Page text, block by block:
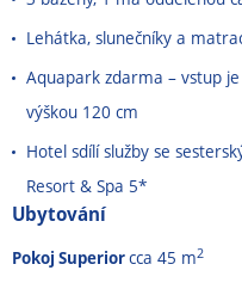
Lehátka, slunečníky a
Aquapark zdarma – vstup
výškou 120 cm
Hotel sdílí služby se
Resort & Spa 5*
Ubytování
Pokoj Superiorcca 45 m2